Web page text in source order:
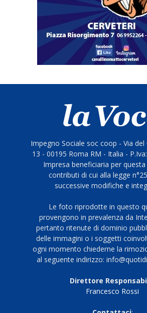
Impegno Sociale soc coop - Via del
13 - 00195 Roma RM - Italia -
Impresa beneficiaria per
contributi di cui alla legge
successive modifiche e
Le foto riprodotte in questo
provengono in prevalenza da
pertanto ritenute di dominio
delle immagini o i soggetti
ogni momento chiederne la
al seguente indirizzo:
Direttore
Francesco Rossi